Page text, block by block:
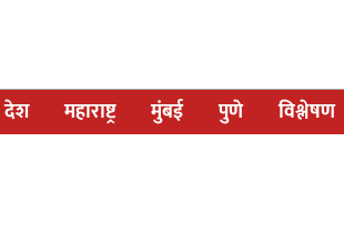
देश महाराष्ट्र मुंबई पुणे विश्लेषण